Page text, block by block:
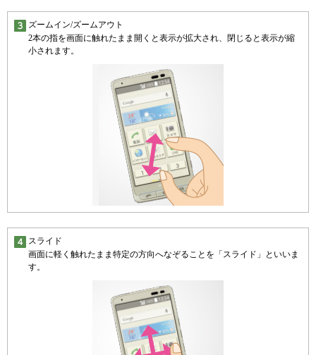
ズームイン/ズームアウト
2本の指を画面に触れたまま開くと表示が拡大され、閉じると表示が縮
小されます。
スライド
画面に軽く触れたまま特定の方向へなぞることを「スライド」といいま
す。